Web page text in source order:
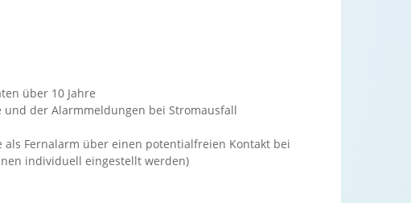
über 10 Jahre
der Alarmmeldungen bei Stromausfall
Fernalarm über einen potentialfreien Kontakt bei
individuell eingestellt werden)